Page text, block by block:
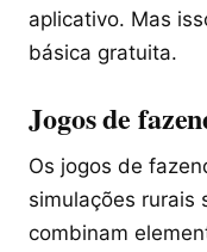
aplicativo. Mas
básica gratuita.
Jogos de
Os jogos de
simulações rurais
combinam